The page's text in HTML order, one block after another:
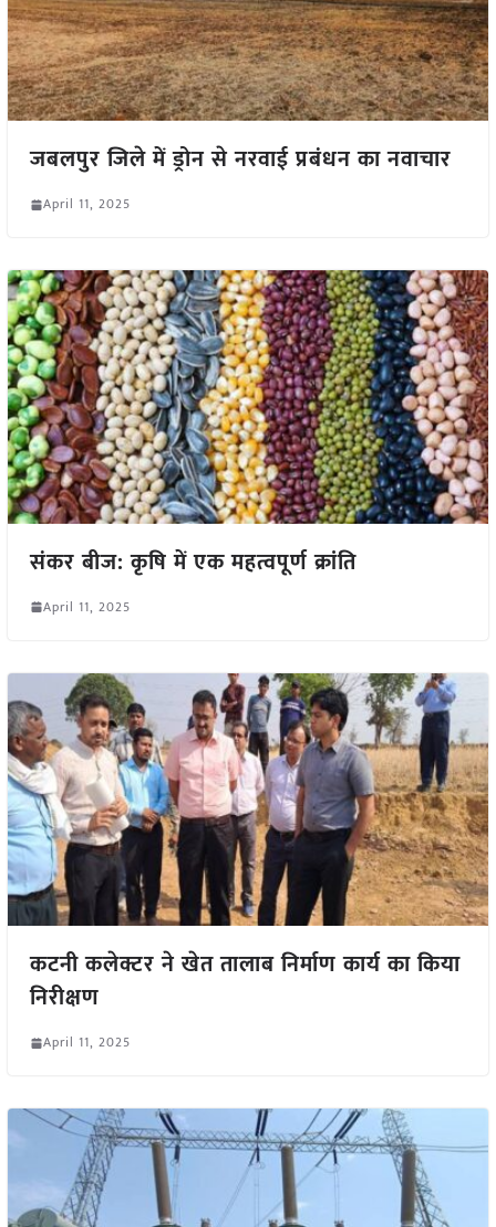
जबलपुर जिले में ड्रोन से नरवाई प्रबंधन का नवाचार
April 11, 2025
संकर बीज: कृषि में एक महत्वपूर्ण क्रांति
April 11, 2025
कटनी कलेक्टर ने खेत तालाब निर्माण कार्य का किया
निरीक्षण
April 11, 2025